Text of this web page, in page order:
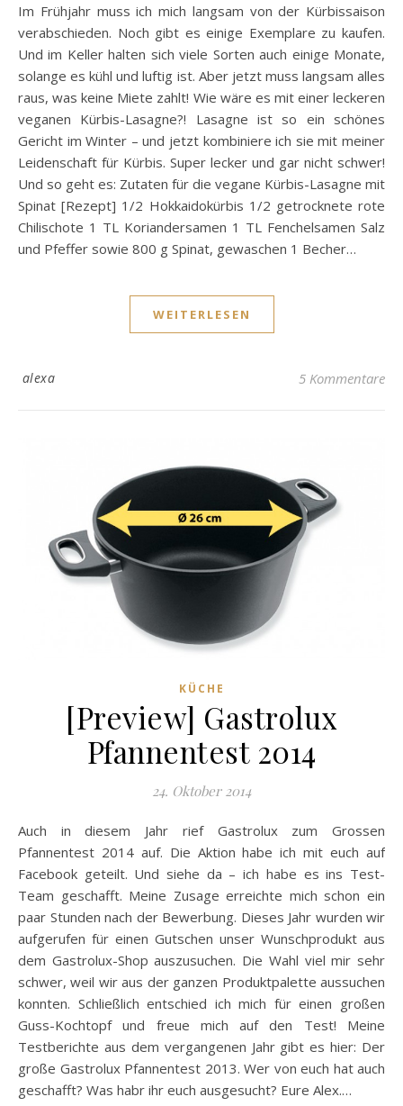
Im Frühjahr muss ich mich langsam von der Kürbissaison
verabschieden. Noch gibt es einige Exemplare zu kaufen.
Und im Keller halten sich viele Sorten auch einige Monate,
solange es kühl und luftig ist. Aber jetzt muss langsam alles
raus, was keine Miete zahlt! Wie wäre es mit einer leckeren
veganen Kürbis-Lasagne?! Lasagne ist so ein schönes
Gericht im Winter – und jetzt kombiniere ich sie mit meiner
Leidenschaft für Kürbis. Super lecker und gar nicht schwer!
Und so geht es: Zutaten für die vegane Kürbis-Lasagne mit
Spinat [Rezept] 1/2 Hokkaidokürbis 1/2 getrocknete rote
Chilischote 1 TL Koriandersamen 1 TL Fenchelsamen Salz
und Pfeffer sowie 800 g Spinat, gewaschen 1 Becher…
WEITERLESEN
alexa 5 Kommentare
KÜCHE
[Preview] Gastrolux
Pfannentest 2014
24. Oktober 2014
Auch in diesem Jahr rief Gastrolux zum Grossen
Pfannentest 2014 auf. Die Aktion habe ich mit euch auf
Facebook geteilt. Und siehe da – ich habe es ins Test-
Team geschafft. Meine Zusage erreichte mich schon ein
paar Stunden nach der Bewerbung. Dieses Jahr wurden wir
aufgerufen für einen Gutschen unser Wunschprodukt aus
dem Gastrolux-Shop auszusuchen. Die Wahl viel mir sehr
schwer, weil wir aus der ganzen Produktpalette aussuchen
konnten. Schließlich entschied ich mich für einen großen
Guss-Kochtopf und freue mich auf den Test! Meine
Testberichte aus dem vergangenen Jahr gibt es hier: Der
große Gastrolux Pfannentest 2013. Wer von euch hat auch
geschafft? Was habr ihr euch ausgesucht? Eure Alex.…